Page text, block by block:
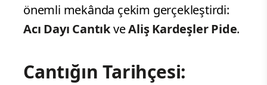
önemli mekânda çekim gerçekleştirdi:
Acı Dayı CantıkveAliş Kardeşler Pide.
Cantığın Tarihçesi: